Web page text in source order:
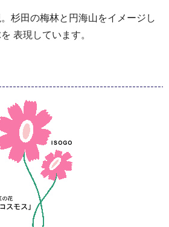
杉田の梅林と円海山をイメージし
表現しています。